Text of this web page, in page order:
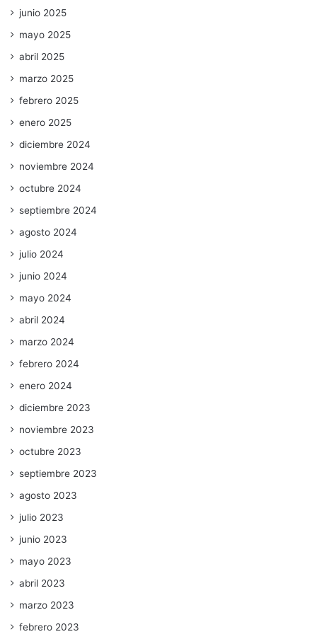
junio 2025
mayo 2025
abril 2025
marzo 2025
febrero 2025
enero 2025
diciembre 2024
noviembre 2024
octubre 2024
septiembre 2024
agosto 2024
julio 2024
junio 2024
mayo 2024
abril 2024
marzo 2024
febrero 2024
enero 2024
diciembre 2023
noviembre 2023
octubre 2023
septiembre 2023
agosto 2023
julio 2023
junio 2023
mayo 2023
abril 2023
marzo 2023
febrero 2023